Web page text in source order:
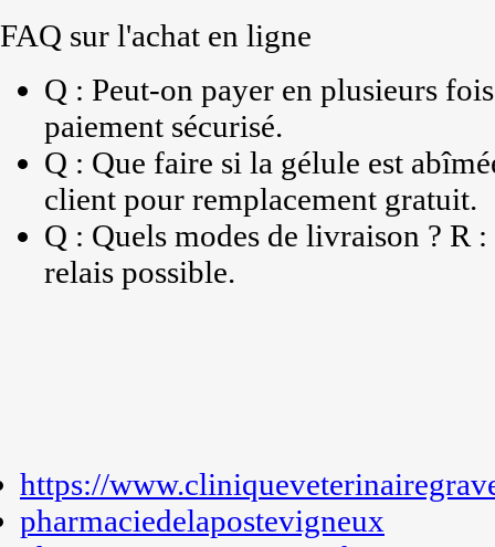
FAQ sur l'achat en ligne
Q : Peut-on payer en plusieurs
paiement sécurisé.
Q : Que faire si la gélule est
client pour remplacement gratuit.
Q : Quels modes de livraison ? R
relais possible.
https://
pharmaciedelapostevigneux